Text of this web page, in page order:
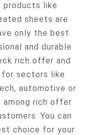
products like
sheets are
only the best
and durable
rich offer and
sectors like
automotive or
among rich offer
You can
choice for your